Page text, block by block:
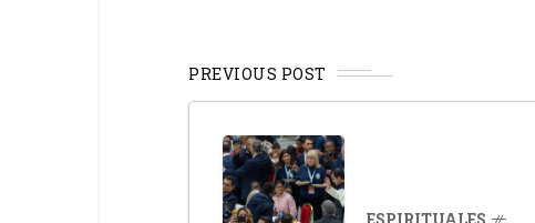
PREVIOUS POST
ESPIRITUALES